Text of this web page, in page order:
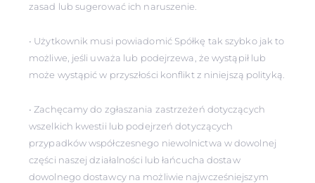
zasad lub sugerować ich naruszenie.
• Użytkownik musi powiadomić Spółkę tak szybko jak to
możliwe, jeśli uważa lub podejrzewa, że wystąpił lub
może wystąpić w przyszłości konflikt z niniejszą polityką.
• Zachęcamy do zgłaszania zastrzeżeń dotyczących
wszelkich kwestii lub podejrzeń dotyczących
przypadków współczesnego niewolnictwa w dowolnej
części naszej działalności lub łańcucha dostaw
dowolnego dostawcy na możliwie najwcześniejszym